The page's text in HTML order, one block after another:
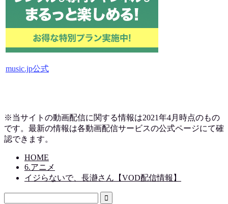
music.jp公式
※当サイトの動画配信に関する情報は2021年4月時点のもの
です。最新の情報は各動画配信サービスの公式ページにて確
認できます。
HOME
6.アニメ
イジらないで、長瀞さん【VOD配信情報】